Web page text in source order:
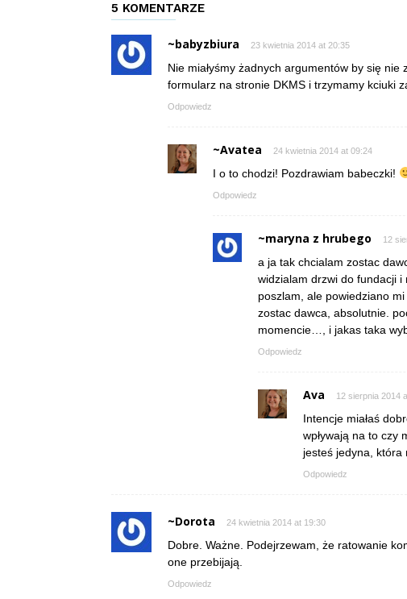
5 KOMENTARZE
~babyzbiura 23 kwietnia 2014 at 20:35
Nie miałyśmy żadnych argumentów by się nie
formularz na stronie DKMS i trzymamy kciuki
Odpowiedz
~Avatea 24 kwietnia 2014 at 09:24
I o to chodzi! Pozdrawiam babeczki!
Odpowiedz
~maryna z hrubego 12
a ja tak chcialam zostac
widzialam drzwi do fundacji
poszlam, ale powiedziano
zostac dawca, absolutnie.
momencie…, i jakas taka
Odpowiedz
Ava 12 sierpnia 2014
Intencje miałaś
wpływają na to czy
jesteś jedyna, która
Odpowiedz
~Dorota 24 kwietnia 2014 at 19:30
Dobre. Ważne. Podejrzewam, że ratowanie
one przebijają.
Odpowiedz